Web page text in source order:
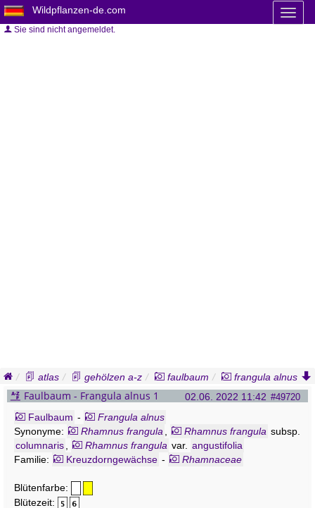
Wildpflanzen-de.com
Sie sind nicht angemeldet.
atlas gehölzen a-z faulbaum
frangula alnus
02.06. 2022 11:42 #49720
Faulbaum - Frangula alnus 1
Faulbaum -
Frangula alnus
Synonyme:
Rhamnus frangula Rhamnus frangula subsp.
columnaris
Rhamnus frangula var. angustifolia
Familie:
Kreuzdorngewächse - Rhamnaceae
Blütenfarbe:
Blütezeit: